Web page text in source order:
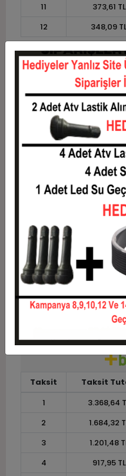
11
373,61 TL
12
348,09
Taksit
1
3.368,64
1.684,32
3
1.201,48
917,95 TL
747,84
634,43
7
553,42
8
492,66
9
445,41 TL
10
407,61 TL
11
373,61 TL
348,09
Taksit Taksit
1
3.368,64
2
1.684,32
3
1.201,48
4
917,95 TL